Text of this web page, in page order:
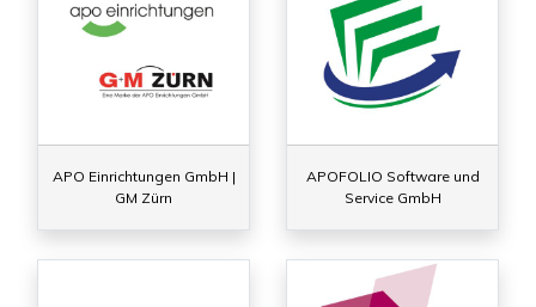
APO Einrichtungen GmbH |
GM Zürn
APOFOLIO Software und
Service GmbH